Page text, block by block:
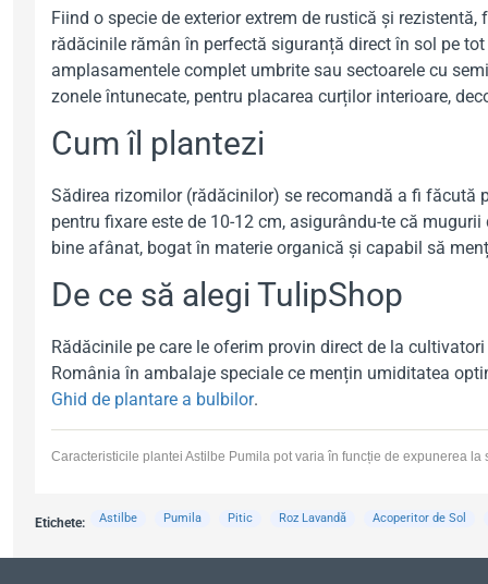
Fiind o specie de exterior extrem de rustică și
rădăcinile rămân în perfectă siguranță direct în sol pe
amplasamentele complet umbrite sau sectoarele cu
zonele întunecate, pentru placarea curților interioare,
Cum îl plantezi
Sădirea rizomilor (rădăcinilor) se recomandă a fi
pentru fixare este de 10-12 cm, asigurându-te că
bine afânat, bogat în materie organică și capabil să
De ce să alegi TulipShop
Rădăcinile pe care le oferim provin direct de la
România în ambalaje speciale ce mențin umiditatea
Ghid de plantare a bulbilor.
Caracteristicile plantei Astilbe Pumila pot varia în funcție de expunerea
Etichete: Astilbe Pumila Pitic Roz Lavandă Acoperitor de Sol